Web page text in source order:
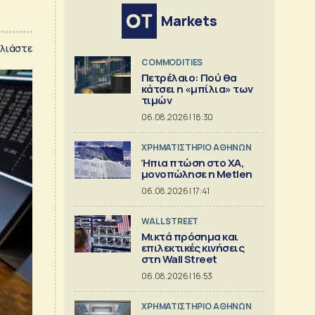
Markets
COMMODITIES
Πετρέλαιο: Πού θα
κάτσει η «μπίλια» των
τιμών
06.08.2026 | 18:30
XΡΗΜΑΤΙΣΤΗΡΙΟ ΑΘΗΝΩΝ
Ήπια πτώση στο ΧΑ,
μονοπώλησε η Metlen
06.08.2026 | 17:41
WALL STREET
Μικτά πρόσημα και
επιλεκτικές κινήσεις
στη Wall Street
06.08.2026 | 16:53
XΡΗΜΑΤΙΣΤΗΡΙΟ ΑΘΗΝΩΝ